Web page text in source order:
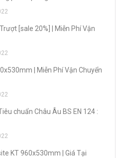
[sale 20%] | Miễn Phí Vận
| Miễn Phí Vận Chuyển
chuẩn Châu Âu BS EN 124 :
KT 960x530mm | Giá Tại